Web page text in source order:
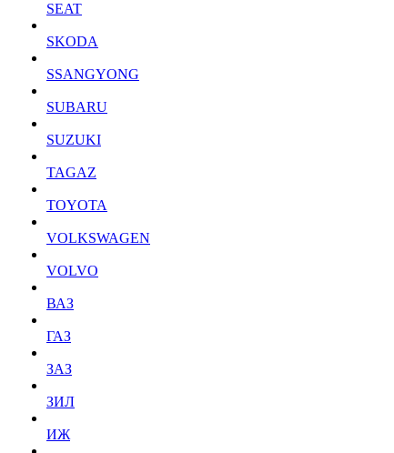
SEAT
SKODA
SSANGYONG
SUBARU
SUZUKI
TAGAZ
TOYOTA
VOLKSWAGEN
VOLVO
ВАЗ
ГАЗ
ЗАЗ
ЗИЛ
ИЖ